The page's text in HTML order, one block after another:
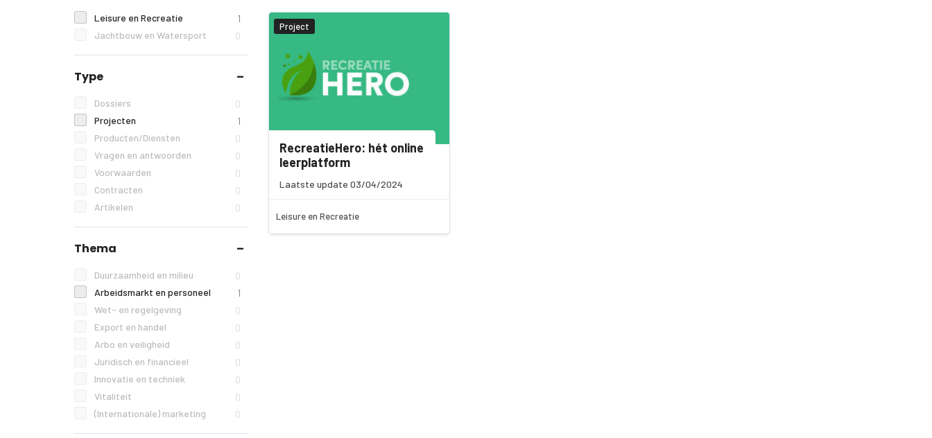
Leisure en Recreatie 1
Jachtbouw en Watersport 0
Type
Dossiers 0
Projecten 1
Producten/Diensten 0
Vragen en antwoorden 0
Voorwaarden 0
Contracten 0
Artikelen 0
Thema
Duurzaamheid en milieu 0
Arbeidsmarkt en personeel 1
Wet- en regelgeving 0
Export en handel 0
Arbo en veiligheid 0
Juridisch en financieel 0
Innovatie en techniek 0
Vitaliteit 0
(Internationale) marketing 0
Project
RecreatieHero: hét online
leerplatform
Laatste update 03/04/2024
Leisure en Recreatie